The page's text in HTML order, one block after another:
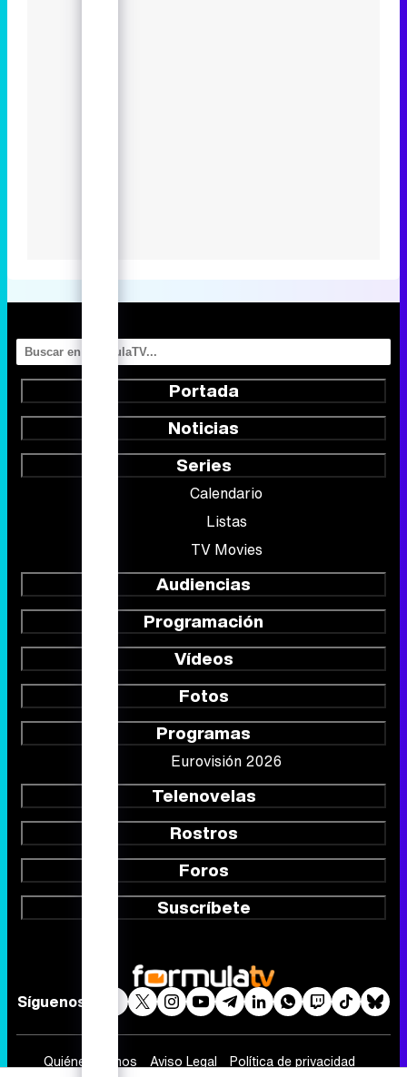
Portada
Noticias
Series
Calendario
Listas
TV Movies
Audiencias
Programación
Vídeos
Fotos
Programas
Eurovisión 2026
Telenovelas
Rostros
Foros
Suscríbete
Síguenos
Quiénes somos Aviso Legal
Política de privacidad